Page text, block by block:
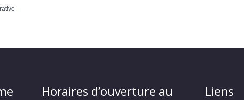
Horaires d’ouverture au
Liens